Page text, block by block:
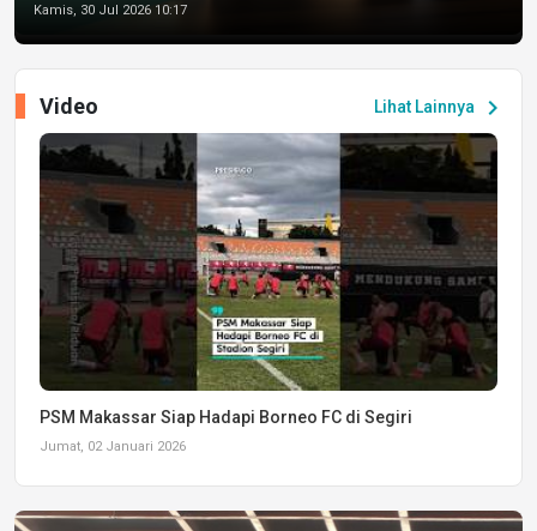
Kamis, 30 Jul 2026 10:17
Lihat Lainnya chevron_right
Video
PSM Makassar Siap Hadapi Borneo FC di Segiri
Jumat, 02 Januari 2026